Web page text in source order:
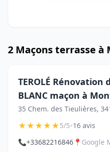
2 Maçons terrasse
TEROLÉ Rénovation
BLANC maçon à
35 Chem. des Tieulières,
★★★★★5/5•16 avis
📞+33682216846 📍 Google